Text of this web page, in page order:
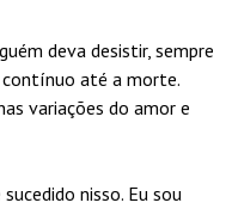
deva desistir, sempre
até a morte.
variações do amor e
nisso. Eu sou